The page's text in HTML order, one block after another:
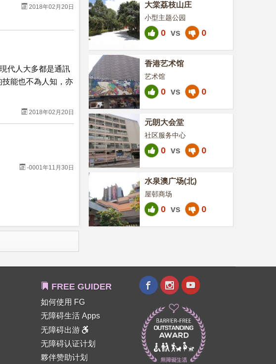
2018年02月20日
代人大多都是通訊
能也不為人知，亦
2018年02月20日
-0001年11月30日
大棠荔枝山庄
小型主题公园
0 vs 0
香港艺术馆
艺术馆
0 vs 0
元朗大会堂
社区服务中心
0 vs 0
水泉澳广场(北)
屋邨商场
0 vs 0
FREE GUIDER
如何使用 FG
无障碍生活 Apps
无障碍出游
无障碍认证计划
夥伴赞助计划